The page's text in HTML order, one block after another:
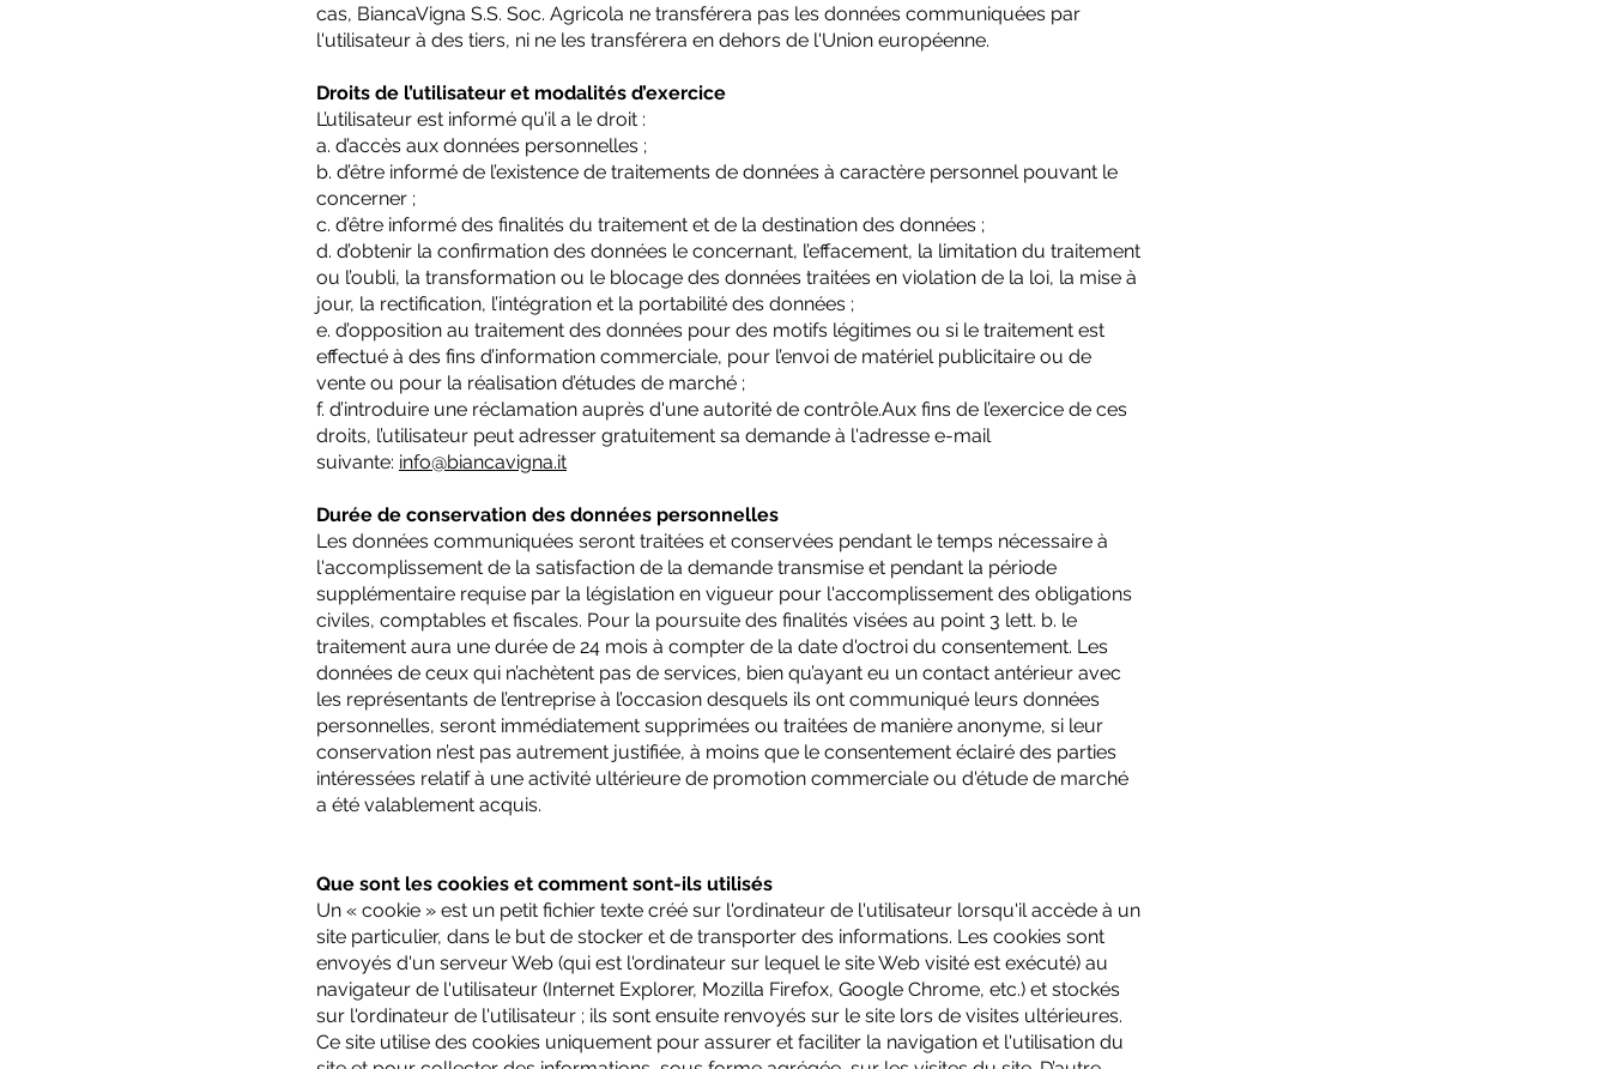
cas, BiancaVigna S.S. Soc. Agricola ne transférera pas les données communiquées par
l'utilisateur à des tiers, ni ne les transférera en dehors de l'Union européenne.
Droits de l’utilisateur et modalités d’exercice
L’utilisateur est informé qu’il a le droit :
a. d’accès aux données personnelles ;
b. d’être informé de l’existence de traitements de données à caractère personnel pouvant le
concerner ;
c. d’être informé des finalités du traitement et de la destination des données ;
d. d’obtenir la confirmation des données le concernant, l’effacement, la limitation du traitement
ou l’oubli, la transformation ou le blocage des données traitées en violation de la loi, la mise à
jour, la rectification, l’intégration et la portabilité des données ;
e. d’opposition au traitement des données pour des motifs légitimes ou si le traitement est
effectué à des fins d’information commerciale, pour l’envoi de matériel publicitaire ou de
vente ou pour la réalisation d’études de marché ;
f. d’introduire une réclamation auprès d'une autorité de contrôle.Aux fins de l’exercice de ces
droits, l’utilisateur peut adresser gratuitement sa demande à l'adresse e-mail
suivante: info@biancavigna.it
Durée de conservation des données personnelles
Les données communiquées seront traitées et conservées pendant le temps nécessaire à
l'accomplissement de la satisfaction de la demande transmise et pendant la période
supplémentaire requise par la législation en vigueur pour l'accomplissement des obligations
civiles, comptables et fiscales. Pour la poursuite des finalités visées au point 3 lett. b. le
traitement aura une durée de 24 mois à compter de la date d'octroi du consentement. Les
données de ceux qui n’achètent pas de services, bien qu’ayant eu un contact antérieur avec
les représentants de l’entreprise à l’occasion desquels ils ont communiqué leurs données
personnelles, seront immédiatement supprimées ou traitées de manière anonyme, si leur
conservation n’est pas autrement justifiée, à moins que le consentement éclairé des parties
intéressées relatif à une activité ultérieure de promotion commerciale ou d'étude de marché
a été valablement acquis.
Que sont les cookies et comment sont-ils utilisés
Un « cookie » est un petit fichier texte créé sur l'ordinateur de l'utilisateur lorsqu'il accède à un
site particulier, dans le but de stocker et de transporter des informations. Les cookies sont
envoyés d'un serveur Web (qui est l'ordinateur sur lequel le site Web visité est exécuté) au
navigateur de l'utilisateur (Internet Explorer, Mozilla Firefox, Google Chrome, etc.) et stockés
sur l'ordinateur de l'utilisateur ; ils sont ensuite renvoyés sur le site lors de visites ultérieures.
Ce site utilise des cookies uniquement pour assurer et faciliter la navigation et l'utilisation du